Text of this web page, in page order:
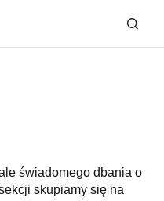
świadomego dbania o
skupiamy się na